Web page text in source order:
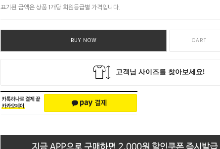
표기된 금액은 상품 1개당 회원등급별 가격입니다.
BUY NOW CART